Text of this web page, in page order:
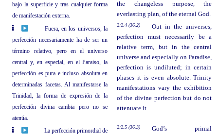
bajo la superficie y tras cualquier forma
de manifestación externa.
the changeless purpose, the
everlasting plan, of the eternal God.
Fuera, en los universos, la
perfección necesariamente ha de ser un
término relativo, pero en el universo
central y, en especial, en el Paraíso, la
perfección es pura e incluso absoluta en
determinadas facetas. Al manifestarse la
Trinidad, la forma de expresión de la
perfección divina cambia pero no se
atenúa.
2:2.4 (36.2)
Out in the universes,
perfection must necessarily be a
relative term, but in the central
universe and especially on Paradise,
perfection is undiluted; in certain
phases it is even absolute. Trinity
manifestations vary the exhibition
of the divine perfection but do not
attenuate it.
La perfección primordial de
2:2.5 (36.3)
God’s primal